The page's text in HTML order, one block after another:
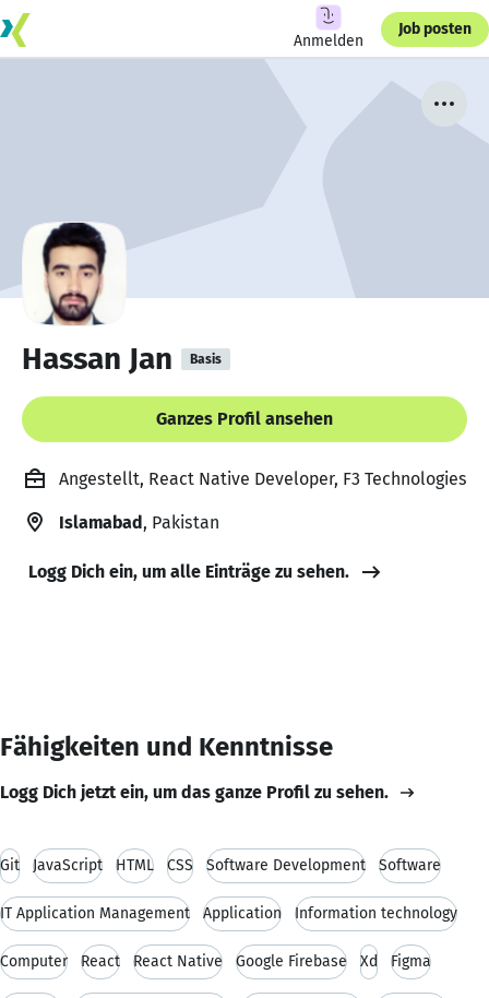
Anmelden
Job posten
Hassan Jan Basis
Ganzes Profil ansehen
Angestellt, React Native Developer, F3 Technologies
Islamabad, Pakistan
Logg Dich ein, um alle Einträge zu sehen.
Fähigkeiten und Kenntnisse
Logg Dich jetzt ein, um das ganze Profil zu sehen.
Git JavaScript HTML CSS Software Development Software
IT Application Management Application Information technology
Computer React React Native Google Firebase Xd Figma